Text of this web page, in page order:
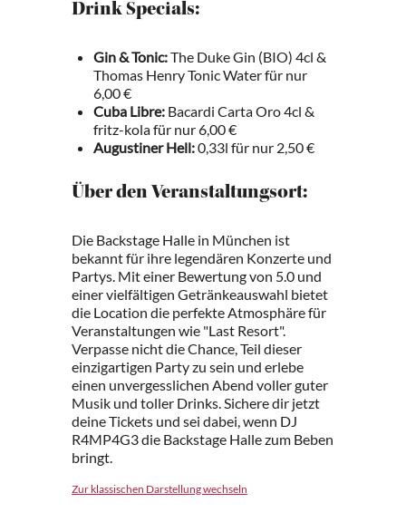
Drink Specials:
Gin & Tonic:The Duke Gin (BIO) 4cl &
Thomas Henry Tonic Water für nur
6,00 €
Cuba Libre: Bacardi Carta Oro 4cl &
fritz-kola für nur 6,00 €
Augustiner Hell:0,33l für nur 2,50 €
Über den Veranstaltungsort:
Die Backstage Halle in München ist
bekannt für ihre legendären Konzerte und
Partys. Mit einer Bewertung von 5.0 und
einer vielfältigen Getränkeauswahl bietet
die Location die perfekte Atmosphäre für
Veranstaltungen wie "Last Resort".
Verpasse nicht die Chance, Teil dieser
einzigartigen Party zu sein und erlebe
einen unvergesslichen Abend voller guter
Musik und toller Drinks. Sichere dir jetzt
deine Tickets und sei dabei, wenn DJ
R4MP4G3 die Backstage Halle zum Beben
bringt.
Zur klassischen Darstellung wechseln